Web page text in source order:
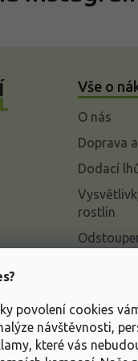
povolení cookies
návštěvnosti,
které vás
Vše o
O nás
Doprava
Dodací
rostlin
údajů
Obchodní